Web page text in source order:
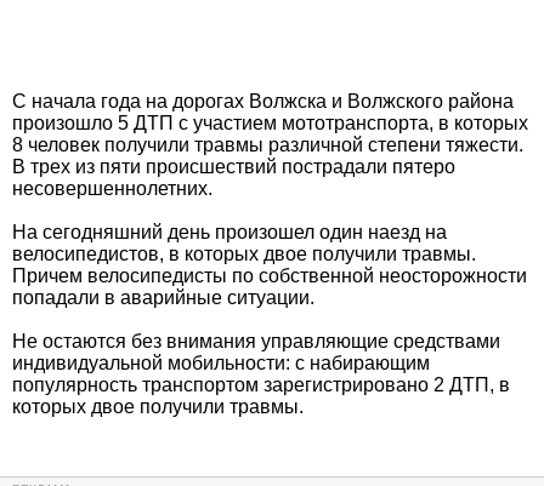
С начала года на дорогах Волжска и Волжского района
произошло 5 ДТП с участием мототранспорта, в которых
8 человек получили травмы различной степени тяжести.
В трех из пяти происшествий пострадали пятеро
несовершеннолетних.
На сегодняшний день произошел один наезд на
велосипедистов, в которых двое получили травмы.
Причем велосипедисты по собственной неосторожности
попадали в аварийные ситуации.
Не остаются без внимания управляющие средствами
индивидуальной мобильности: с набирающим
популярность транспортом зарегистрировано 2 ДТП, в
которых двое получили травмы.